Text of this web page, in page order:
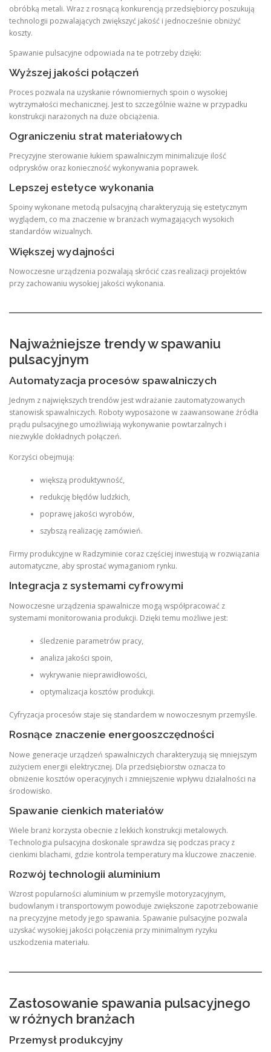
obróbką metali. Wraz z rosnącą konkurencją przedsiębiorcy poszukują
technologii pozwalających zwiększyć jakość i jednocześnie obniżyć
koszty.
Spawanie pulsacyjne odpowiada na te potrzeby dzięki:
Wyższej jakości połączeń
Proces pozwala na uzyskanie równomiernych spoin o wysokiej
wytrzymałości mechanicznej. Jest to szczególnie ważne w przypadku
konstrukcji narażonych na duże obciążenia.
Ograniczeniu strat materiałowych
Precyzyjne sterowanie łukiem spawalniczym minimalizuje ilość
odprysków oraz konieczność wykonywania poprawek.
Lepszej estetyce wykonania
Spoiny wykonane metodą pulsacyjną charakteryzują się estetycznym
wyglądem, co ma znaczenie w branżach wymagających wysokich
standardów wizualnych.
Większej wydajności
Nowoczesne urządzenia pozwalają skrócić czas realizacji projektów
przy zachowaniu wysokiej jakości wykonania.
Najważniejsze trendy w spawaniu
pulsacyjnym
Automatyzacja procesów spawalniczych
Jednym z największych trendów jest wdrażanie zautomatyzowanych
stanowisk spawalniczych. Roboty wyposażone w zaawansowane źródła
prądu pulsacyjnego umożliwiają wykonywanie powtarzalnych i
niezwykle dokładnych połączeń.
Korzyści obejmują:
większą produktywność,
redukcję błędów ludzkich,
poprawę jakości wyrobów,
szybszą realizację zamówień.
Firmy produkcyjne w Radzyminie coraz częściej inwestują w rozwiązania
automatyczne, aby sprostać wymaganiom rynku.
Integracja z systemami cyfrowymi
Nowoczesne urządzenia spawalnicze mogą współpracować z
systemami monitorowania produkcji. Dzięki temu możliwe jest:
śledzenie parametrów pracy,
analiza jakości spoin,
wykrywanie nieprawidłowości,
optymalizacja kosztów produkcji.
Cyfryzacja procesów staje się standardem w nowoczesnym przemyśle.
Rosnące znaczenie energooszczędności
Nowe generacje urządzeń spawalniczych charakteryzują się mniejszym
zużyciem energii elektrycznej. Dla przedsiębiorstw oznacza to
obniżenie kosztów operacyjnych i zmniejszenie wpływu działalności na
środowisko.
Spawanie cienkich materiałów
Wiele branż korzysta obecnie z lekkich konstrukcji metalowych.
Technologia pulsacyjna doskonale sprawdza się podczas pracy z
cienkimi blachami, gdzie kontrola temperatury ma kluczowe znaczenie.
Rozwój technologii aluminium
Wzrost popularności aluminium w przemyśle motoryzacyjnym,
budowlanym i transportowym powoduje zwiększone zapotrzebowanie
na precyzyjne metody jego spawania. Spawanie pulsacyjne pozwala
uzyskać wysokiej jakości połączenia przy minimalnym ryzyku
uszkodzenia materiału.
Zastosowanie spawania pulsacyjnego
w różnych branżach
Przemysł produkcyjny